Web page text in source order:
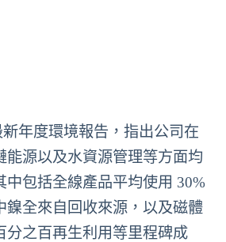
年度環境報告，指出公司在
能源以及水資源管理等方面均
中包括全線產品平均使用 30%
鎳全來自回收來源，以及磁體
分之百再生利用等里程碑成